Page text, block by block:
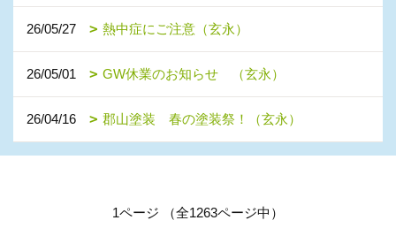
26/05/27 熱中症にご注意（玄永）
26/05/01 GW休業のお知らせ （玄永）
26/04/16 郡山塗装 春の塗装祭！（玄永）
1ページ （全1263ページ中）